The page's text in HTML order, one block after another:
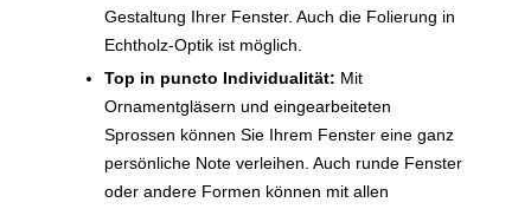
Gestaltung Ihrer Fenster. Auch die Folierung in
Echtholz-Optik ist möglich.
Top in puncto Individualität: Mit
Ornamentgläsern und eingearbeiteten
Sprossen können Sie Ihrem Fenster eine ganz
persönliche Note verleihen. Auch runde Fenster
oder andere Formen können mit allen